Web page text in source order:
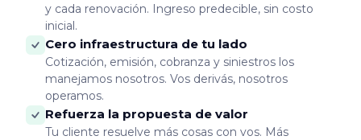
y cada renovación. Ingreso predecible, sin costo
inicial.
Cero infraestructura de tu lado
Cotización, emisión, cobranza y siniestros los
manejamos nosotros. Vos derivás, nosotros
operamos.
Refuerza la propuesta de valor
Tu cliente resuelve más cosas con vos. Más